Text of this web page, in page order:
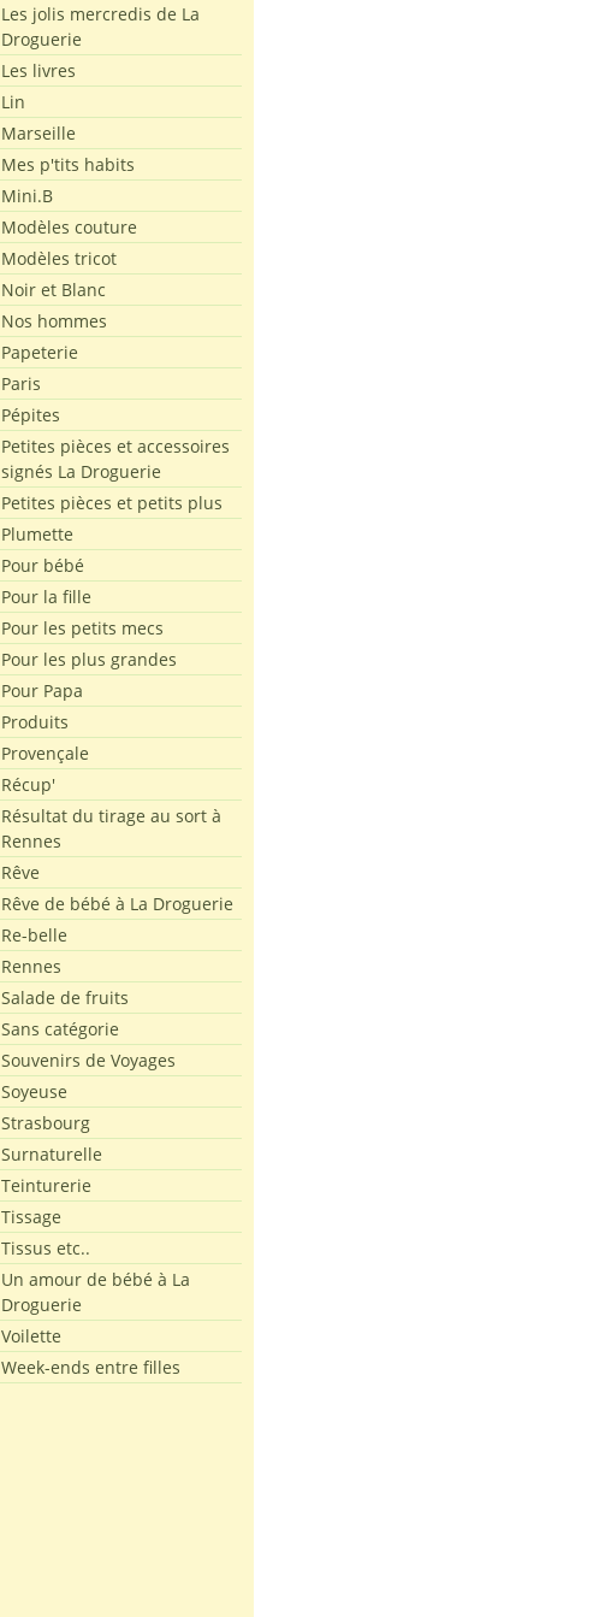
Les jolis mercredis de La
Droguerie
Les livres
Lin
Marseille
Mes p'tits habits
Mini.B
Modèles couture
Modèles tricot
Noir et Blanc
Nos hommes
Papeterie
Paris
Pépites
Petites pièces et accessoires
signés La Droguerie
Petites pièces et petits plus
Plumette
Pour bébé
Pour la fille
Pour les petits mecs
Pour les plus grandes
Pour Papa
Produits
Provençale
Récup'
Résultat du tirage au sort à
Rennes
Rêve
Rêve de bébé à La Droguerie
Re-belle
Rennes
Salade de fruits
Sans catégorie
Souvenirs de Voyages
Soyeuse
Strasbourg
Surnaturelle
Teinturerie
Tissage
Tissus etc..
Un amour de bébé à La
Droguerie
Voilette
Week-ends entre filles